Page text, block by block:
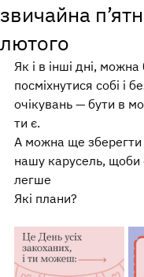
звичайна
лютого
Як і в інші дні,
посміхнутися собі і
очікувань — бути в
ти є.
А можна ще зберегти
нашу карусель, щоби
легше
Які плани?